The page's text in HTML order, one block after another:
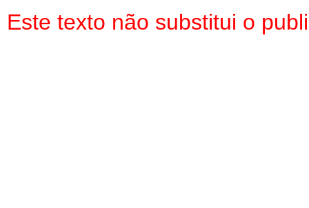
Este texto não substitui o